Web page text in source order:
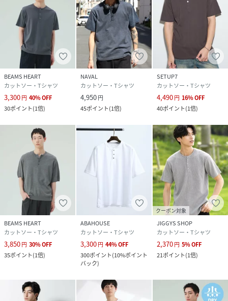
BEAMS HEART
カットソー・Tシャツ
3,300円 40%OFF
30ポイント(1倍)
NAVAL
カットソー・Tシャツ
4,950円
45ポイント(1倍)
SETUP7
カットソー・Tシャツ
4,490円 16%OFF
40ポイント(1倍)
BEAMS HEART
カットソー・Tシャツ
3,850円 30%OFF
35ポイント(1倍)
ABAHOUSE
カットソー・Tシャツ
3,300円 44%OFF
300ポイント(10%ポイント
バック)
クーポン対象
JIGGYS SHOP
カットソー・Tシャツ
2,370円 5%OFF
21ポイント(1倍)